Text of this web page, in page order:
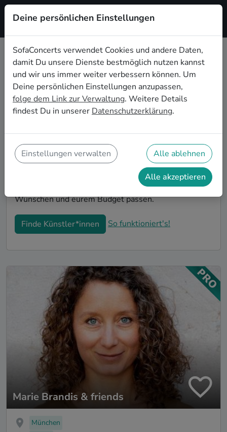
Registrieren
Lounge Live-Musik für den
Junggesellenabschied in
Heidelberg
Lounge Singer-Songwriter*innen und Bands sind die
wird euer JGA zu einem unvergesslichen Highlight -
die Idee für besondere Feierlichkeiten vor der
Hochzeit! Auf SofaConcerts findet ihr Lounge
Musiker*innen in Heidelberg, die genau zu euren
Wünschen und eurem Budget passen.
Finde Künstler*innen So funktioniert's!
Marie Brandis & friends
München
Deine persönlichen Einstellungen
SofaConcerts verwendet Cookies und andere Daten,
damit Du unsere Dienste bestmöglich nutzen kannst
und wir uns immer weiter verbessern können. Um
Deine persönlichen Einstellungen anzupassen,
folge dem Link zur Verwaltung. Weitere Details
findest Du in unserer Datenschutzerklärung.
Einstellungen verwalten Alle ablehnen
Alle akzeptieren